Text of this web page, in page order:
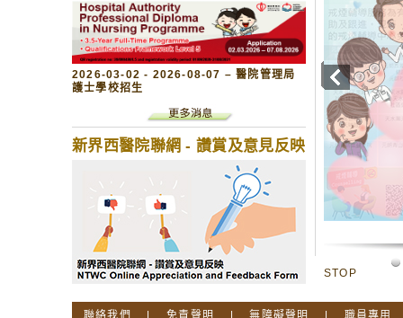
2026-03-02 - 2026-08-07 – 醫院管理局
護士學校招生
新界西醫院聯網 - 讚賞及意見反映
STOP
聯絡我們 免責聲明 無障礙聲明 職員專用